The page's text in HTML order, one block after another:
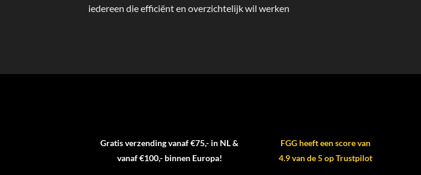
iedereen die efficiënt en overzichtelijk wil werken
Gratis verzending vanaf €75,- in NL &
vanaf €100,- binnen Europa!
FGG heeft een score van
4.9 van de 5 op Trustpilot